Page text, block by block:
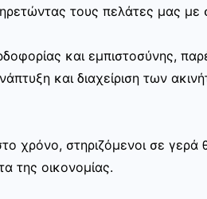
τους πελάτες μας με
και εμπιστοσύνης,
και διαχείριση των
χρόνο, στηριζόμενοι σε γερά
της οικονομίας.